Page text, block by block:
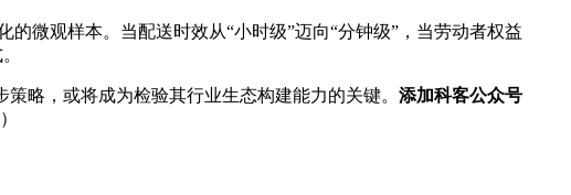
微观样本。当配送时效从“小时级”迈向“分钟级”，当劳动者权益
略，或将成为检验其行业生态构建能力的关键。 添加科客公众号